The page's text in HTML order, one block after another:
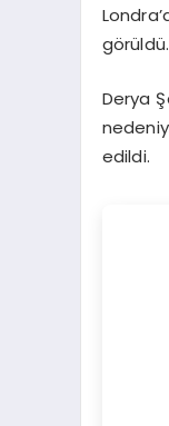
görüldü.
Derya
edildi.